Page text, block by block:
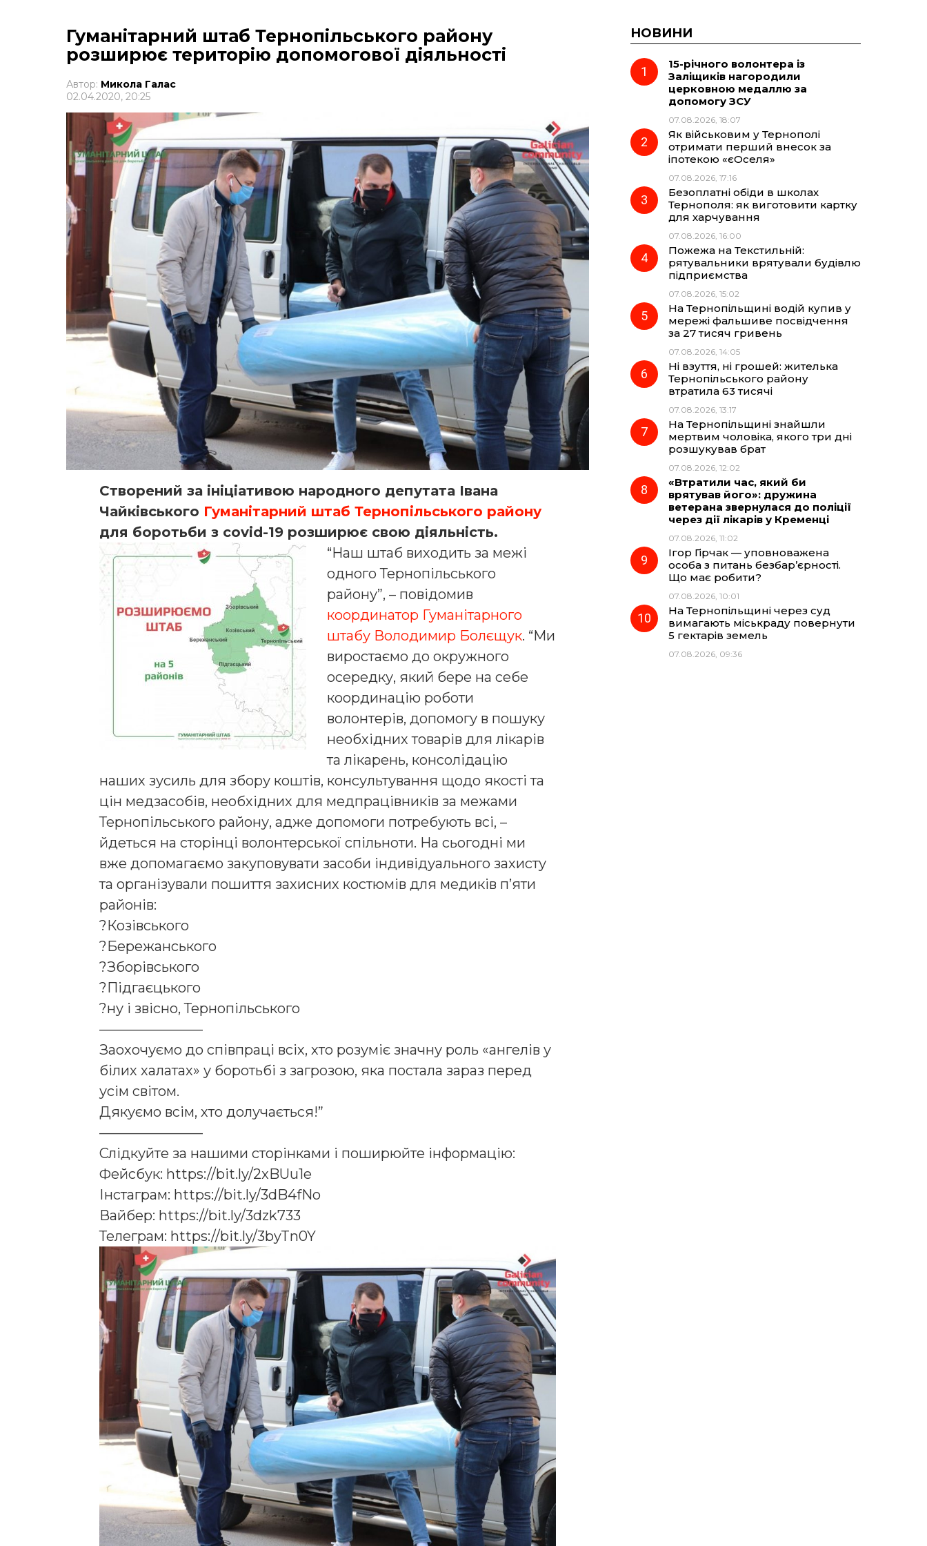
Гуманітарний штаб Тернопільського району
розширює територію допомогової діяльності
Автор: Микола Галас
02.04.2020, 20:25
Створений за ініціативою народного депутата Івана
Чайківського Гуманітарний штаб Тернопільського району
для боротьби з covid-19 розширює свою діяльність.
“Наш штаб виходить за межі
одного Тернопільського
району”, – повідомив
координатор Гуманітарного
штабу Володимир Болєщук. “Ми
виростаємо до окружного
осередку, який бере на себе
координацію роботи
волонтерів, допомогу в пошуку
необхідних товарів для лікарів
та лікарень, консолідацію
наших зусиль для збору коштів, консультування щодо якості та
цін медзасобів, необхідних для медпрацівників за межами
Тернопільського району, адже допомоги потребують всі, –
йдеться на сторінці волонтерської спільноти. На сьогодні ми
вже допомагаємо закуповувати засоби індивідуального захисту
та організували пошиття захисних костюмів для медиків п’яти
районів:
?Козівського
?Бережанського
?Зборівського
?Підгаєцького
?ну і звісно, Тернопільського
———————–
Заохочуємо до співпраці всіх, хто розуміє значну роль «ангелів у
білих халатах» у боротьбі з загрозою, яка постала зараз перед
усім світом.
Дякуємо всім, хто долучається!”
———————–
Слідкуйте за нашими сторінками і поширюйте інформацію:
Фейсбук: https://bit.ly/2xBUu1e
Інстаграм: https://bit.ly/3dB4fNo
Вайбер: https://bit.ly/3dzk733
Телеграм: https://bit.ly/3byTn0Y
НОВИНИ
15-річного волонтера із
Заліщиків нагородили
церковною медаллю за
допомогу ЗСУ
07.08.2026, 18:07
Як військовим у Тернополі
отримати перший внесок за
іпотекою «єОселя»
07.08.2026, 17:16
Безоплатні обіди в школах
Тернополя: як виготовити картку
для харчування
07.08.2026, 16:00
Пожежа на Текстильній:
рятувальники врятували будівлю
підприємства
07.08.2026, 15:02
На Тернопільщині водій купив у
мережі фальшиве посвідчення
за 27 тисяч гривень
07.08.2026, 14:05
Ні взуття, ні грошей: жителька
Тернопільського району
втратила 63 тисячі
07.08.2026, 13:17
На Тернопільщині знайшли
мертвим чоловіка, якого три дні
розшукував брат
07.08.2026, 12:02
«Втратили час, який би
врятував його»: дружина
ветерана звернулася до поліції
через дії лікарів у Кременці
07.08.2026, 11:02
Ігор Гірчак — уповноважена
особа з питань безбар’єрності.
Що має робити?
07.08.2026, 10:01
На Тернопільщині через суд
вимагають міськраду повернути
5 гектарів земель
07.08.2026, 09:36